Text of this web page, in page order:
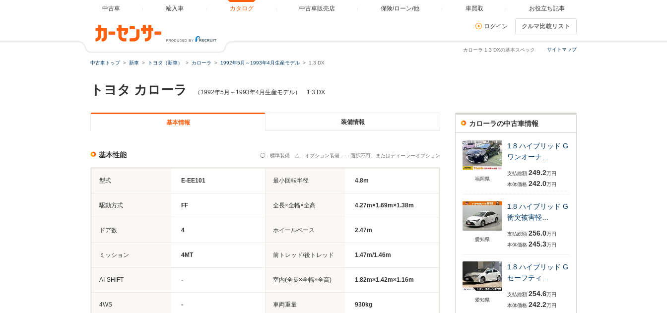
中古車 輸入車 カタログ 中古車販売店 保険/ローン/他 車買取 お役立ち記事
ログイン クルマ比較リスト
サイトマップ
カローラ 1.3 DXの基本スペック
中古車トップ 新車 トヨタ（新車） カローラ 1992年5月～1993年4月生産モデル 1.3 DX
トヨタ カローラ （1992年5月～1993年4月生産モデル） 1.3 DX
基本情報 装備情報
基本性能 ◯：標準装備 △：オプション装備 -：選択不可、またはディーラーオプション
型式 E-EE101 最小回転半径 4.8m
駆動方式 FF 全長×全幅×全高 4.27m×1.69m×1.38m
ドア数 4 ホイールベース 2.47m
ミッション 4MT 前トレッド/後トレッド 1.47m/1.46m
AI-SHIFT - 室内(全長×全幅×全高) 1.82m×1.42m×1.16m
4WS - 車両重量 930kg
カローラの中古車情報
福岡県
1.8 ハイブリッド G
ワンオーナ…
支払総額 249.2万円
本体価格 242.0万円
愛知県
1.8 ハイブリッド G
衝突被害軽…
支払総額 256.0万円
本体価格 245.3万円
愛知県
1.8 ハイブリッド G
セーフティ…
支払総額 254.6万円
本体価格 242.2万円